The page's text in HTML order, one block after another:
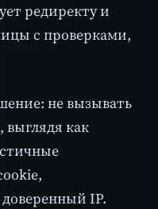
редиректу и
с проверками,
не вызывать
выглядя как
IP.